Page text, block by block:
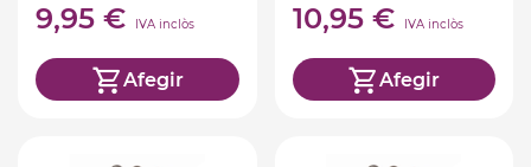
9,95 € IVA inclòs
Afegir
10,95 € IVA inclòs
Afegir